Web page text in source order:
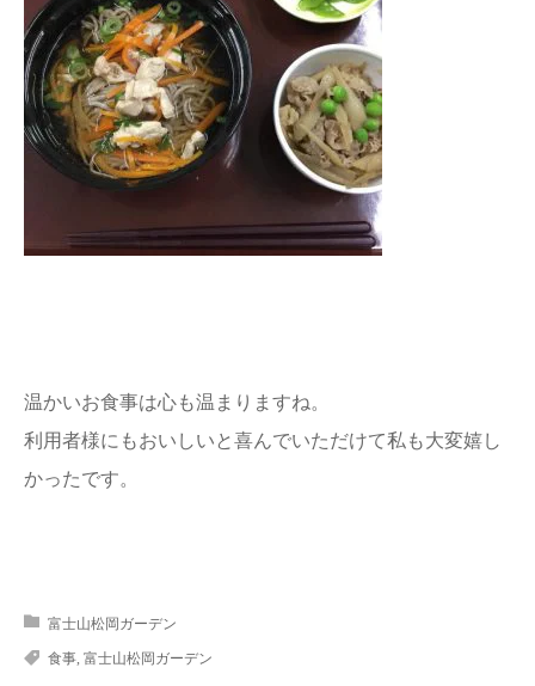
温かいお食事は心も温まりますね。
利用者様にもおいしいと喜んでいただけて私も大変嬉し
かったです。
富士山松岡ガーデン
食事, 富士山松岡ガーデン